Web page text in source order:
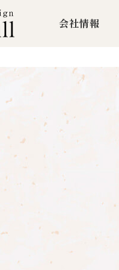
会社情報